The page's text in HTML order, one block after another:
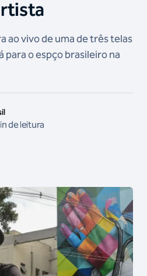
ao vivo de uma de três telas
para o espço brasileiro na
de leitura